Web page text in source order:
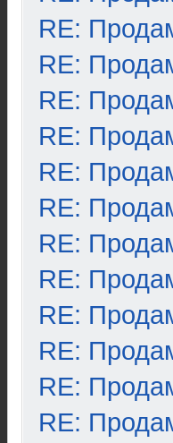
RE:
RE:
RE:
RE:
RE:
RE:
RE:
RE:
RE:
RE:
RE:
RE: